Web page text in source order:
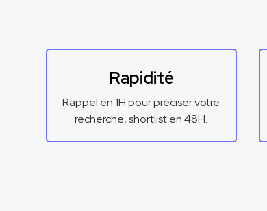
Rapidité
Rappel en 1H pour préciser votre
recherche, shortlist en 48H.